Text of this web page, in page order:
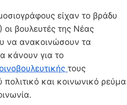
είχαν το βράδυ
οι βουλευτές της Νέας
να ανακοινώσουν τα
κάνουν για το
τους
και κοινωνικό ρεύμα